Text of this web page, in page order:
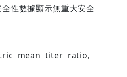
性數據顯示無重大安全
mean titer ratio,